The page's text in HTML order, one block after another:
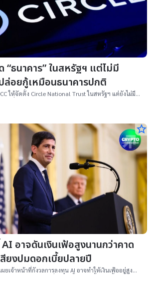
“ธนาคาร” ในสหรัฐฯ แต่ไม่มี
ล่อยกู้เหมือนธนาคารปกติ
ให้จัดตั้ง Circle National Trust ในสหรัฐฯ แต่ยังไม่มี
นเชื่อ
star_border
อาจดันเงินเฟ้อสูงนานกว่าคาด
ยงปมดอกเบี้ยปลายปี
ยเจ้าหน้าที่กังวลการลงทุน AI อาจทำให้เงินเฟ้ออยู่สูง
มการยังเห็นต่างเรื่องการขึ้นดอกเบี้ยในปีนี้